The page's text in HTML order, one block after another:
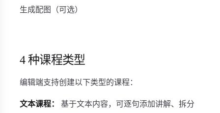
生成配图（可选）
4 种课程类型
编辑端支持创建以下类型的课程：
文本课程：
基于文本内容，可逐句添加讲解、拆分